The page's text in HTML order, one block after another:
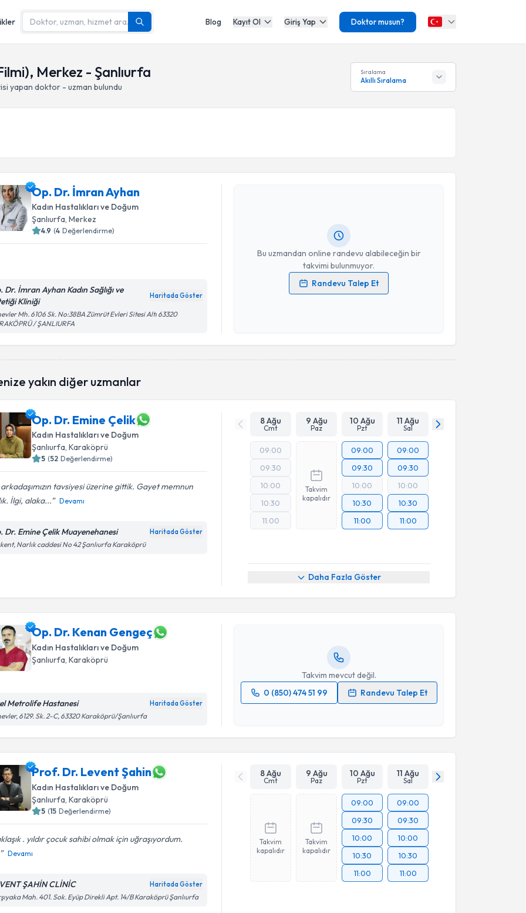
Blog Kayıt Ol Giriş Yap Doktor musun?
Merkez - Şanlıurfa
yapan doktor - uzman bulundu
Sıralama
Akıllı Sıralama
Op. Dr. İmran Ayhan
Kadın Hastalıkları ve Doğum
Şanlıurfa, Merkez
4.9 (4 Değerlendirme)
Dr. İmran Ayhan Kadın Sağlığı ve
Kliniği
Haritada Göster
Mh. 6106 Sk. No:38BA Zümrüt Evleri Sitesi Altı 63320
/ ŞANLIURFA
Bu uzmandan online randevu alabileceğin bir
takvimi bulunmuyor.
Randevu Talep Et
Kişisel verilerimin işlenmesine ilişkinAydınlatma Metni
yakın diğer uzmanlar
Op. Dr. Emine Çelik
Kadın Hastalıkları ve Doğum
Şanlıurfa, Karaköprü
5 (52 Değerlendirme)
tavsiyesi üzerine gittik. Gayet memnun
İlgi, alaka...
Devamı
Dr. Emine Çelik Muayenehanesi Haritada Göster
Narlık caddesi No 42 Şanlıurfa Karaköprü
8 Ağu
Cmt
9 Ağu
Paz
10 Ağu
Pzt
11 Ağu
Sal
09:00
09:30
10:00
10:30
11:00
Takvim
kapalıdır
09:00
09:30
10:00
10:30
11:00
09:00
09:30
10:00
10:30
11:00
Daha Fazla Göster
Op. Dr. Kenan Gengeç
Kadın Hastalıkları ve Doğum
Şanlıurfa , Karaköprü
Metrolife Hastanesi Haritada Göster
6129. Sk. 2-C, 63320 Karaköprü/Şanlıurfa
Takvim mevcut değil.
0 (850) 474 51 99
Randevu Talep Et
Randevu Takvimi Talebi
Takvim Talebini Gönder
Prof. Dr. Levent Şahin
Kadın Hastalıkları ve Doğum
Şanlıurfa , Karaköprü
5 (15 Değerlendirme)
. yıldır çocuk sahibi olmak için uğraşıyordum.
Devamı
ŞAHİN CLİNİC Haritada Göster
Mah. 401. Sok. Eyüp Direkli Apt. 14/B Karaköprü Şanlıurfa
8 Ağu
Cmt
9 Ağu
Paz
10 Ağu
Pzt
11 Ağu
Sal
Takvim
kapalıdır
Takvim
kapalıdır
09:00
09:30
10:00
10:30
11:00
09:00
09:30
10:00
10:30
11:00